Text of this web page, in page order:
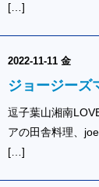
[…]
2022-11-11 金
ジョージーズ
逗子葉山湘南
アの田舎料理、
[…]